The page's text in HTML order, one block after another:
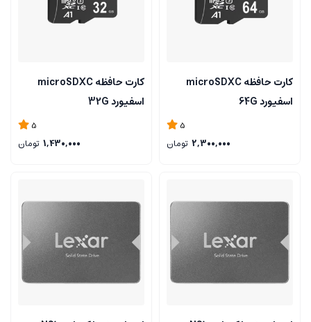
کارت حافظه microSDXC
اسفیورد 64G
5
2,300,000 تومان
کارت حافظه microSDXC
اسفیورد 32G
5
1,430,000 تومان